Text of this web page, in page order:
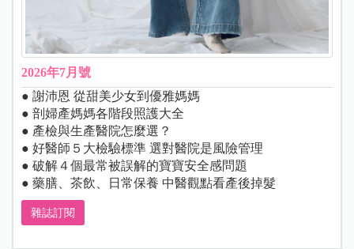
2026年7月號
● 謝沛恩 從甜美少女到優雅媽媽
● 剖婦產媽媽各階段照護大全
● 產檢與生產醫院怎麼選？
● 好醫師５大檢驗標準 選對醫院是風險管理
● 破解４個最常被誤解的寶寶安全感問題
● 藥膳、茶飲、日常保養 中醫觀點看產後掉髮
雜誌訂閱